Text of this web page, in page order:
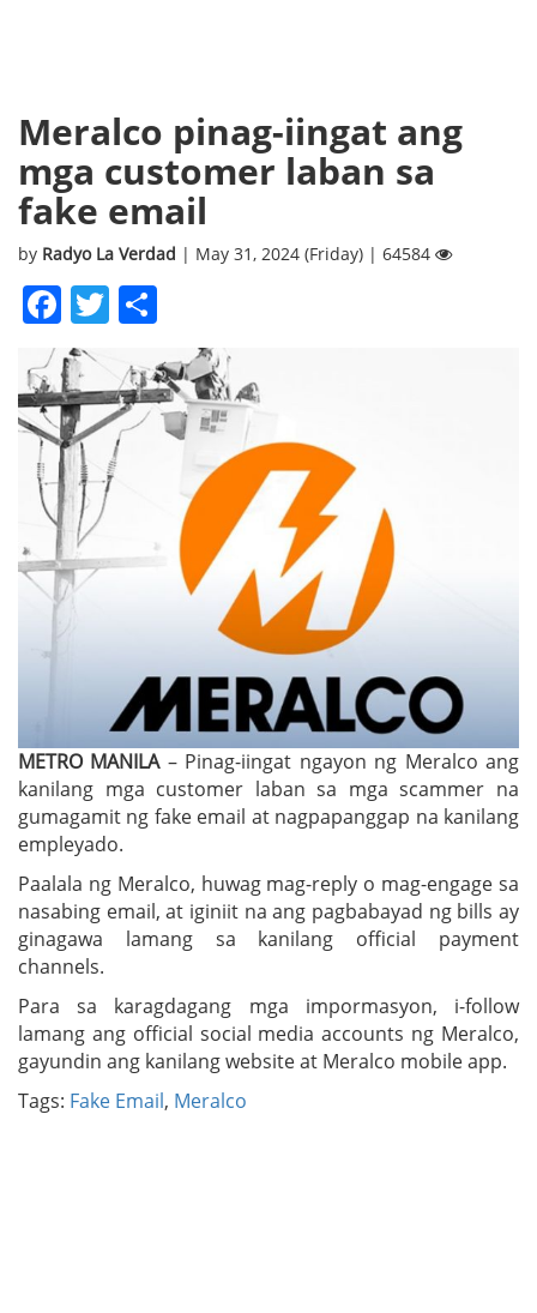
Meralco pinag-iingat ang
mga customer laban sa
fake email
by Radyo La Verdad | May 31, 2024 (Friday) | 64584
Facebook
Twitter
METRO MANILA– Pinag-iingat ngayon ng Meralco ang
kanilang mga customer laban sa mga scammer na
gumagamit ng fake email at nagpapanggap na kanilang
empleyado.
Paalala ng Meralco, huwag mag-reply o mag-engage sa
nasabing email, at iginiit na ang pagbabayad ng bills ay
ginagawa lamang sa kanilang official payment
channels.
Para sa karagdagang mga impormasyon, i-follow
lamang ang official social media accounts ng Meralco,
gayundin ang kanilang website at Meralco mobile app.
Tags: Fake Email, Meralco